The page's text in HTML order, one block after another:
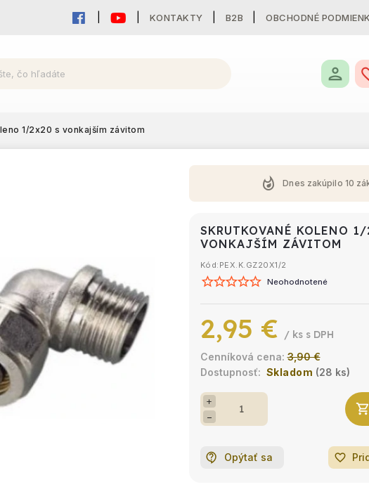
KONTAKTY B2B OBCHODNÉ
1/2x20 s vonkajším závitom
whatshot Dnes zakúpilo 10
SKRUTKOVANÉ KOLENO
VONKAJŠÍM ZÁVITOM
Kód: PEX.K.GZ20X1/2
Neohodnotené
3,90 €
2,95 € / ks
Skladom (28 ks)
+
−
Opýtať sa favorite_border